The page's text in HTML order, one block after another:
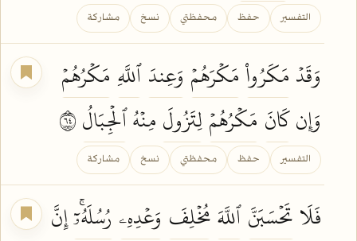
التفسير حفظ محفظتي نسخ مشاركة
وَقَدۡ مَكَرُواْ مَكۡرَهُمۡ وَعِندَ ٱللَّهِ مَكۡرُهُمۡ
وَإِنكَانَ مَكۡرُهُمۡلِتَزُولَ مِنۡهُٱلۡجِبَالُ
التفسير حفظ محفظتي نسخ مشاركة
فَلَا تَحۡسَبَنَّٱللَّهَمُخۡلِفَ وَعۡدِهِۦ رُسُلَهُۥٓۚإِنَّ